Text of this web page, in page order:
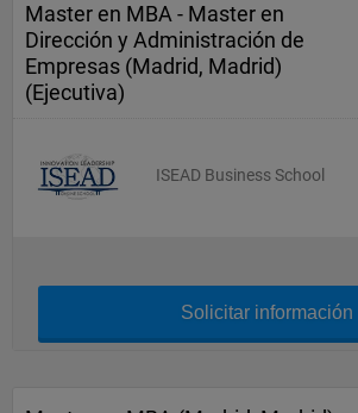
Master en MBA - Master en
Dirección y Administración de
Empresas (Madrid, Madrid)
(Ejecutiva)
ISEAD Business School
Solicitar información